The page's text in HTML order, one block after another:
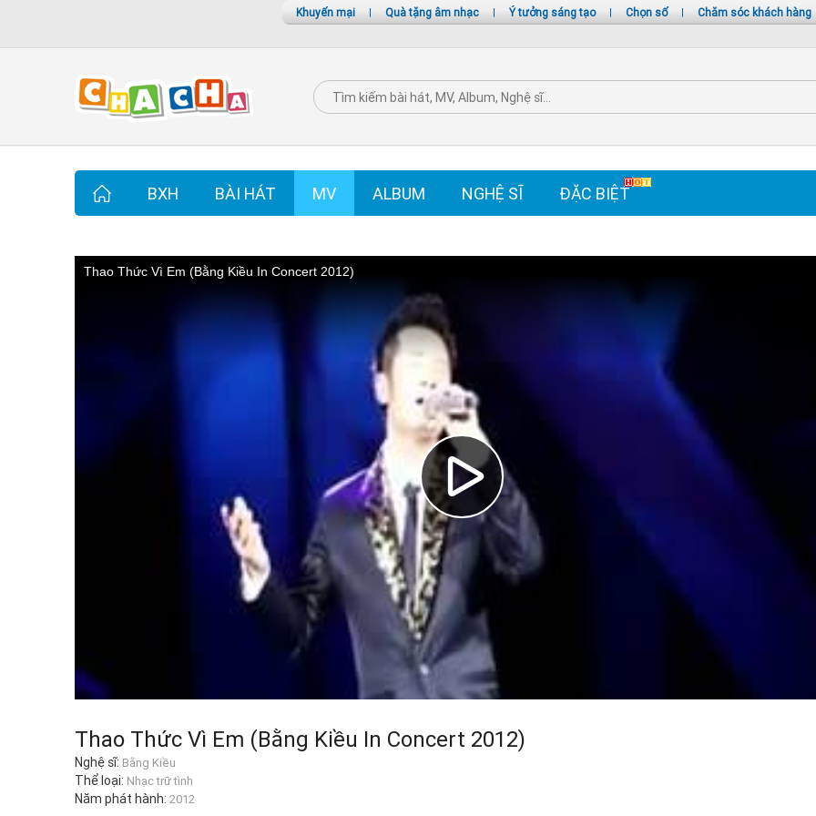
Khuyến mại | Quà tặng âm nhạc | Ý tưởng sáng tạo | Chọn số | Chăm sóc khách hàng
BXH BÀI HÁT MV ALBUM NGHỆ SĨ ĐẶC BIỆT
Thao Thức Vì Em (Bằng Kiều In Concert 2012)
Thao Thức Vì Em (Bằng Kiều In Concert 2012)
Nghệ sĩ: Bằng Kiều
Thể loại: Nhạc trữ tình
Năm phát hành: 2012